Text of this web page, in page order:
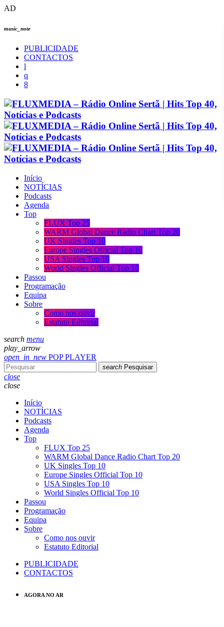
AD
music_note
PUBLICIDADE
CONTACTOS
Início
NOTÍCIAS
Podcasts
Agenda
Top
FLUX Top 25
WARM Global Dance Radio Chart Top 20
UK Singles Top 10
Europe Singles Official Top 10
USA Singles Top 10
World Singles Official Top 10
Passou
Programação
Equipa
Sobre
Como nos ouvir
Estatuto Editorial
search menu
play_arrow
open_in_new POP PLAYER
search Pesquisar
close
close
Início
NOTÍCIAS
Podcasts
Agenda
Top
FLUX Top 25
WARM Global Dance Radio Chart Top 20
UK Singles Top 10
Europe Singles Official Top 10
USA Singles Top 10
World Singles Official Top 10
Passou
Programação
Equipa
Sobre
Como nos ouvir
Estatuto Editorial
PUBLICIDADE
CONTACTOS
AGORA NO AR